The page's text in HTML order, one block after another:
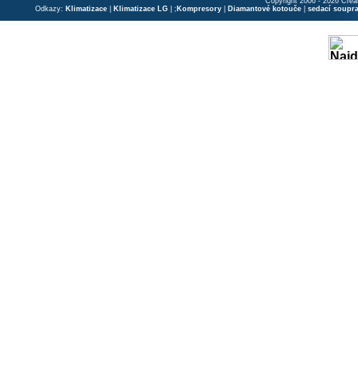
Odkazy: Klimatizace Klimatizace LG | ; Kompresory Diamantové kotouče sedací